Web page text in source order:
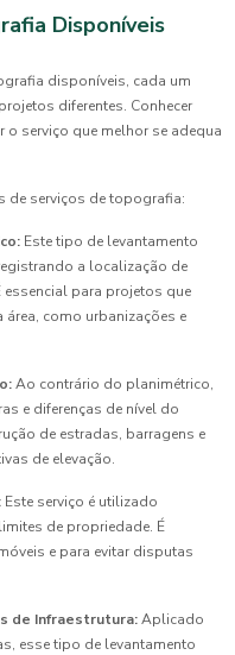
Disponíveis
disponíveis, cada um
diferentes. Conhecer
serviço que melhor se adequa
de serviços de topografia:
Este tipo de levantamento
a localização de
para projetos que
como urbanizações e
Ao contrário do planimétrico,
e diferenças de nível do
de estradas, barragens e
de elevação.
Este serviço é utilizado
de propriedade. É
e para evitar disputas
de Infraestrutura:Aplicado
esse tipo de levantamento